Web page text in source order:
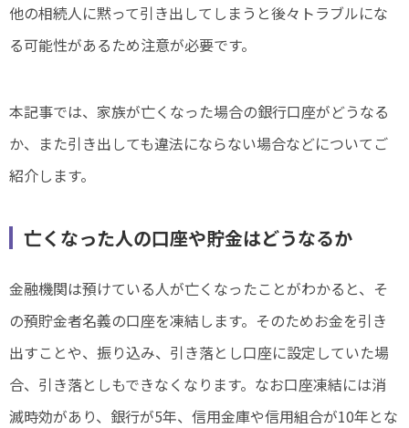
他の相続人に黙って引き出してしまうと後々トラブルにな
る可能性があるため注意が必要です。
本記事では、家族が亡くなった場合の銀行口座がどうなる
か、また引き出しても違法にならない場合などについてご
紹介します。
亡くなった人の口座や貯金はどうなるか
金融機関は預けている人が亡くなったことがわかると、そ
の預貯金者名義の口座を凍結します。そのためお金を引き
出すことや、振り込み、引き落とし口座に設定していた場
合、引き落としもできなくなります。なお口座凍結には消
滅時効があり、銀行が5年、信用金庫や信用組合が10年とな